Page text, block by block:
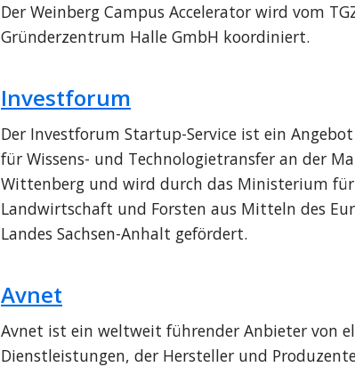
Der Weinberg Campus Accelerator wird vom
Gründerzentrum Halle GmbH koordiniert.
Investforum
Der Investforum Startup-Service ist ein
für Wissens- und Technologietransfer an der
Wittenberg und wird durch das Ministerium
Landwirtschaft und Forsten aus Mitteln des
Landes Sachsen-Anhalt gefördert.
Avnet
Avnet ist ein weltweit führender Anbieter von
Dienstleistungen, der Hersteller und